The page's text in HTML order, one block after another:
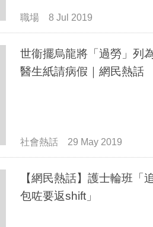
職場 8 Jul 2019
世衞擺烏龍將「過勞」列
醫生紙請病假｜網民熱話
社會熱話 29 May 2019
【網民熱話】護士輪班「
包咗要返shift」